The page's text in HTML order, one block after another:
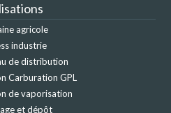
agricole
industrie
de distribution
Carburation GPL
de vaporisation
et dépôt